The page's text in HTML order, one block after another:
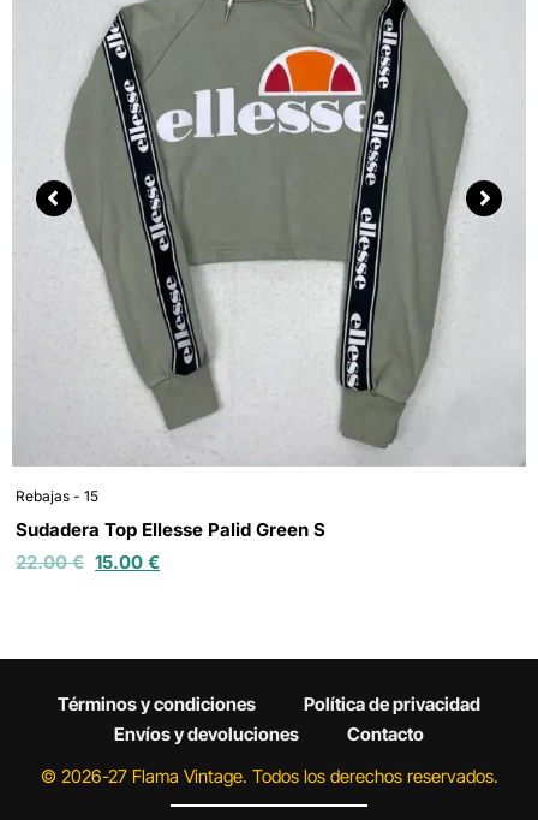
Rebajas - 15
Sudadera Top Ellesse Palid Green S
22.00€ 15.00€
Términos y condiciones
Política de privacidad
Envíos y devoluciones
Contacto
© 2026-27 Flama Vintage. Todos los derechos reservados.